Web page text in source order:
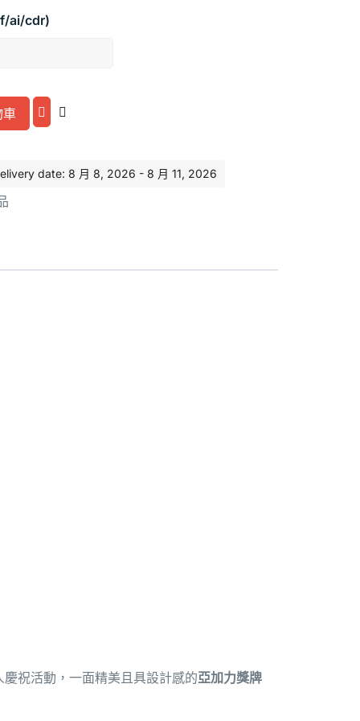
ai/cdr)
車
date: 8 月 8, 2026 - 8 月 11, 2026
祝活動，一面精美且具設計感的亞加力獎牌